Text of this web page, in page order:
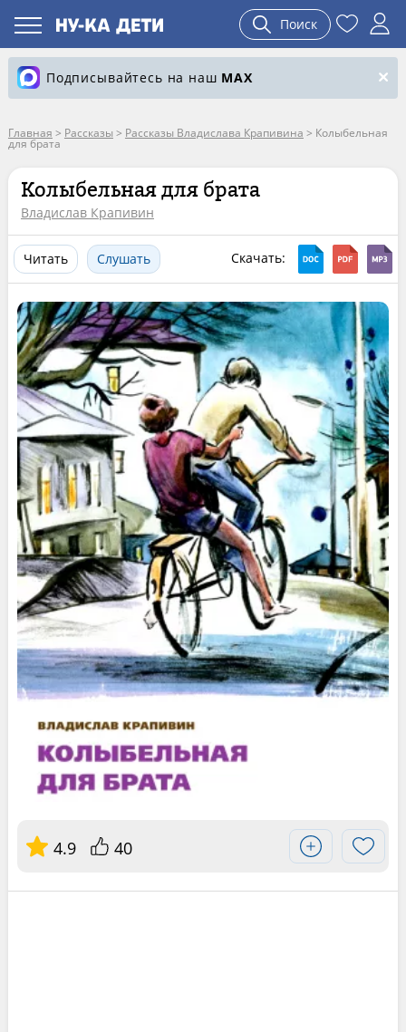
Поиск
Подписывайтесь на наш MAX
Главная > Рассказы > Рассказы Владислава Крапивина > Колыбельная
для брата
Колыбельная для брата
Владислав Крапивин
Читать Слушать Скачать:
4.9 40